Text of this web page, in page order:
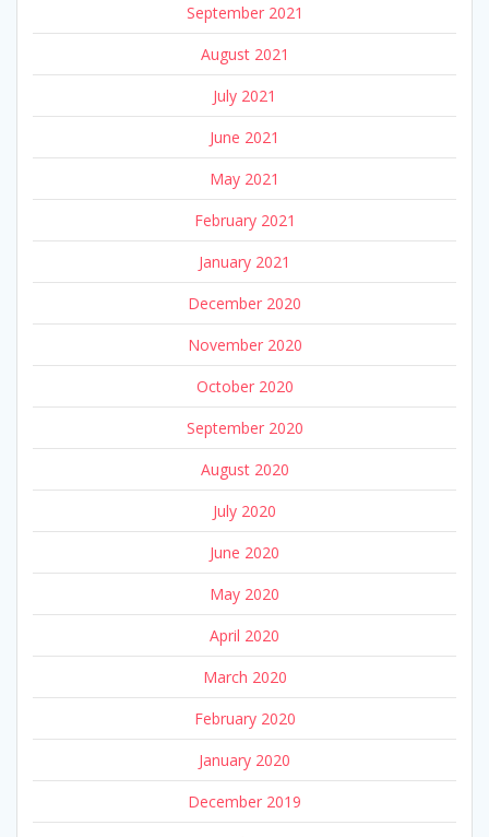
September 2021
August 2021
July 2021
June 2021
May 2021
February 2021
January 2021
December 2020
November 2020
October 2020
September 2020
August 2020
July 2020
June 2020
May 2020
April 2020
March 2020
February 2020
January 2020
December 2019